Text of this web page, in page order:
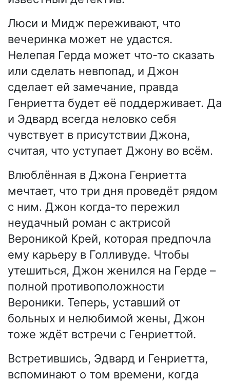
Люси и Мидж переживают, что
вечеринка может не удастся.
Нелепая Герда может что-то сказать
или сделать невпопад, и Джон
сделает ей замечание, правда
Генриетта будет её поддерживает. Да
и Эдвард всегда неловко себя
чувствует в присутствии Джона,
считая, что уступает Джону во всём.
Влюблённая в Джона Генриетта
мечтает, что три дня проведёт рядом
с ним. Джон когда-то пережил
неудачный роман с актрисой
Вероникой Крей, которая предпочла
ему карьеру в Голливуде. Чтобы
утешиться, Джон женился на Герде –
полной противоположности
Вероники. Теперь, уставший от
больных и нелюбимой жены, Джон
тоже ждёт встречи с Генриеттой.
Встретившись, Эдвард и Генриетта,
вспоминают о том времени, когда